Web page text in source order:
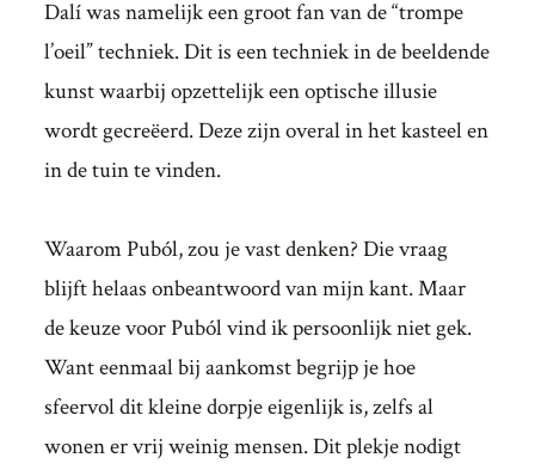
Dalí was namelijk een groot fan van de “trompe
l’oeil” techniek. Dit is een techniek in de beeldende
kunst waarbij opzettelijk een optische illusie
wordt gecreëerd. Deze zijn overal in het kasteel en
in de tuin te vinden.
Waarom Puból, zou je vast denken? Die vraag
blijft helaas onbeantwoord van mijn kant. Maar
de keuze voor Puból vind ik persoonlijk niet gek.
Want eenmaal bij aankomst begrijp je hoe
sfeervol dit kleine dorpje eigenlijk is, zelfs al
wonen er vrij weinig mensen. Dit plekje nodigt